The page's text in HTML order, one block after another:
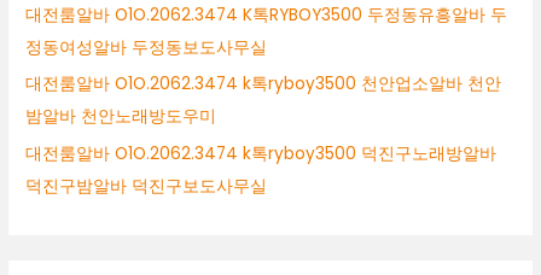
대전룸알바 O1O.2062.3474 K톡RYBOY3500 두정동유흥알바 두
정동여성알바 두정동보도사무실
대전룸알바 O1O.2062.3474 k톡ryboy3500 천안업소알바 천안
밤알바 천안노래방도우미
대전룸알바 O1O.2062.3474 k톡ryboy3500 덕진구노래방알바
덕진구밤알바 덕진구보도사무실